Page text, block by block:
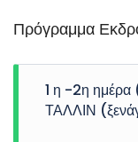
Πρόγραμμα
1 η -2η
ΤΑΛΛΙΝ